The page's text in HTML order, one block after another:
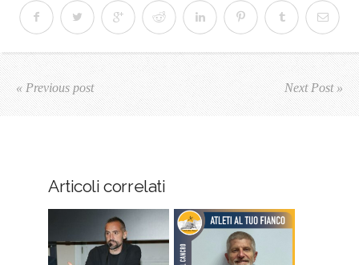
« Previous post Next Post »
Articoli correlati